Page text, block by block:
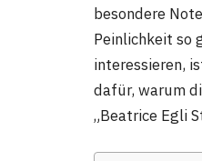
besondere
Peinlichkeit so
interessieren,
dafür, warum
„Beatrice Egli